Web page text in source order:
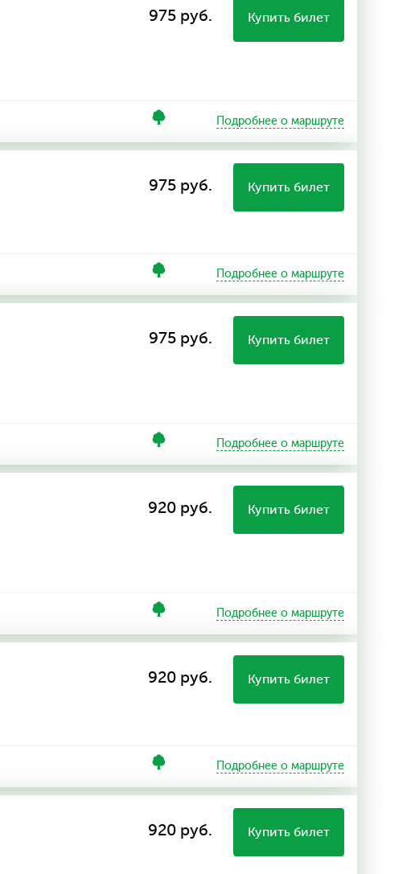
975 руб. Купить билет
Подробнее о маршруте
975 руб. Купить билет
Подробнее о маршруте
975 руб. Купить билет
Подробнее о маршруте
920 руб. Купить билет
Подробнее о маршруте
920 руб. Купить билет
Подробнее о маршруте
920 руб. Купить билет